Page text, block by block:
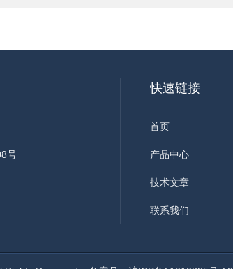
号
快速链接
首页
产品中心
技术文章
联系我们